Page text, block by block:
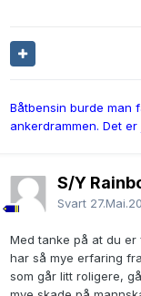
Båtbensin burde man
ankerdrammen. Det
S/Y
Svart
Med tanke på at du
har så mye erfaring
som går litt roligere,